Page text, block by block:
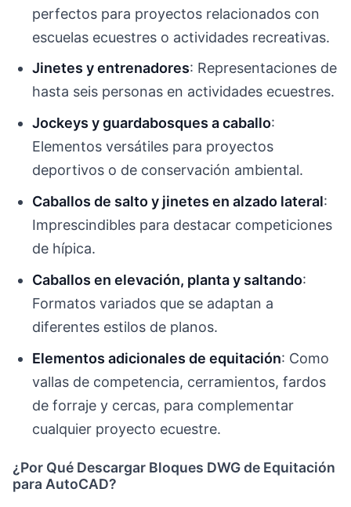
perfectos para proyectos relacionados con
escuelas ecuestres o actividades recreativas.
Jinetes y entrenadores: Representaciones de
hasta seis personas en actividades ecuestres.
Jockeys y guardabosques a caballo:
Elementos versátiles para proyectos
deportivos o de conservación ambiental.
Caballos de salto y jinetes en alzado lateral:
Imprescindibles para destacar competiciones
de hípica.
Caballos en elevación, planta y saltando:
Formatos variados que se adaptan a
diferentes estilos de planos.
Elementos adicionales de equitación: Como
vallas de competencia, cerramientos, fardos
de forraje y cercas, para complementar
cualquier proyecto ecuestre.
¿Por Qué Descargar Bloques DWG de Equitación
para AutoCAD?